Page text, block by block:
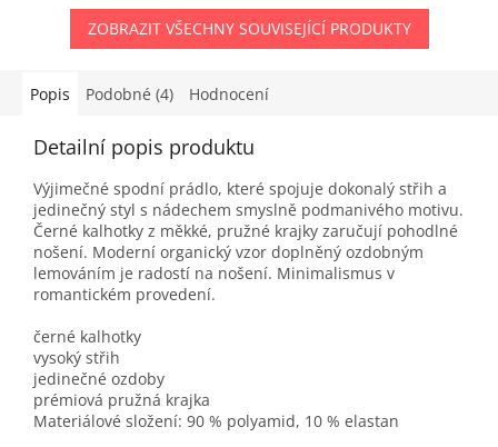
ZOBRAZIT VŠECHNY SOUVISEJÍCÍ PRODUKTY
Popis Podobné (4) Hodnocení
Detailní popis produktu
Výjimečné spodní prádlo, které spojuje dokonalý střih a
jedinečný styl s nádechem smyslně podmanivého motivu.
Černé kalhotky z měkké, pružné krajky zaručují pohodlné
nošení. Moderní organický vzor doplněný ozdobným
lemováním je radostí na nošení. Minimalismus v
romantickém provedení.
černé kalhotky
vysoký střih
jedinečné ozdoby
prémiová pružná krajka
Materiálové složení: 90 % polyamid, 10 % elastan